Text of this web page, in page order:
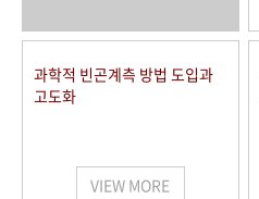
과학적 빈곤계측 방법 도입과
고도화
VIEW MORE